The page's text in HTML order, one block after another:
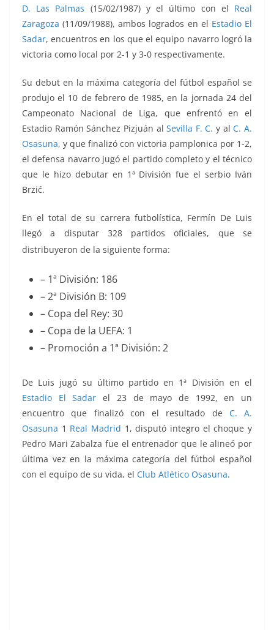
D. Las Palmas (15/02/1987) y el último con el Real
Zaragoza (11/09/1988), ambos logrados en el Estadio El
Sadar, encuentros en los que el equipo navarro logró la
victoria como local por 2-1 y 3-0 respectivamente.
Su debut en la máxima categoría del fútbol español se
produjo el 10 de febrero de 1985, en la jornada 24 del
Campeonato Nacional de Liga, que enfrentó en el
Estadio Ramón Sánchez Pizjuán alSevilla F. C. y al C. A.
Osasuna, y que finalizó con victoria pamplonica por 1-2,
el defensa navarro jugó el partido completo y el técnico
que le hizo debutar en 1ª División fue el serbio Iván
Brzić.
En el total de su carrera futbolística, Fermín De Luis
llegó a disputar 328 partidos oficiales, que se
distribuyeron de la siguiente forma:
– 1ª División: 186
– 2ª División B: 109
– Copa del Rey: 30
– Copa de la UEFA: 1
– Promoción a 1ª División: 2
De Luis jugó su último partido en 1ª División en el
Estadio El Sadar el 23 de mayo de 1992, en un
encuentro que finalizó con el resultado de C. A.
Osasuna 1 Real Madrid 1, disputó integro el choque y
Pedro Mari Zabalza fue el entrenador que le alineó por
última vez en la máxima categoría del fútbol español
con el equipo de su vida, el Club Atlético Osasuna.